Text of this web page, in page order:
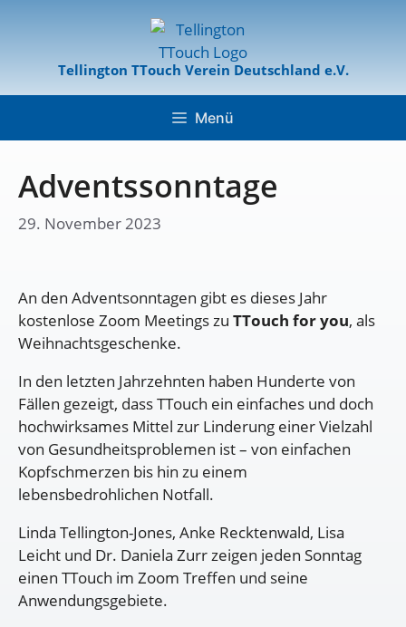
Tellington TTouch Verein Deutschland e.V.
Menü
Adventssonntage
29. November 2023
An den Adventsonntagen gibt es dieses Jahr
kostenlose Zoom Meetings zu TTouch for you, als
Weihnachtsgeschenke.
In den letzten Jahrzehnten haben Hunderte von
Fällen gezeigt, dass TTouch ein einfaches und doch
hochwirksames Mittel zur Linderung einer Vielzahl
von Gesundheitsproblemen ist – von einfachen
Kopfschmerzen bis hin zu einem
lebensbedrohlichen Notfall.
Linda Tellington-Jones, Anke Recktenwald, Lisa
Leicht und Dr. Daniela Zurr zeigen jeden Sonntag
einen TTouch im Zoom Treffen und seine
Anwendungsgebiete.